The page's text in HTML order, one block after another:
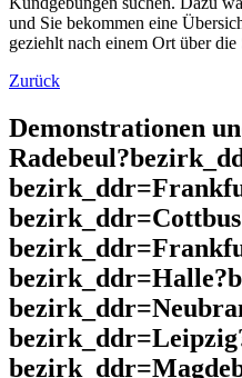
und Sie bekommen eine
geziehlt nach einem Ort über die
Zurück
Demonstrationen